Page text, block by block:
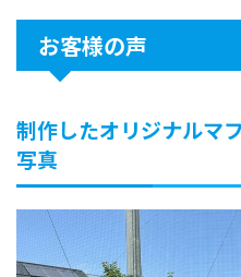
お客様の声
制作したオリジナルマ
写真